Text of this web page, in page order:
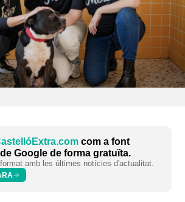
com a font
Google de forma gratuïta.
amb les últimes notícies d'actualitat.